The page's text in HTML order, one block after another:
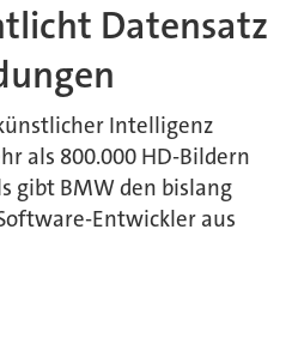
Datensatz
Intelligenz
als 800.000 HD-Bildern
gibt BMW den bislang
Entwickler aus